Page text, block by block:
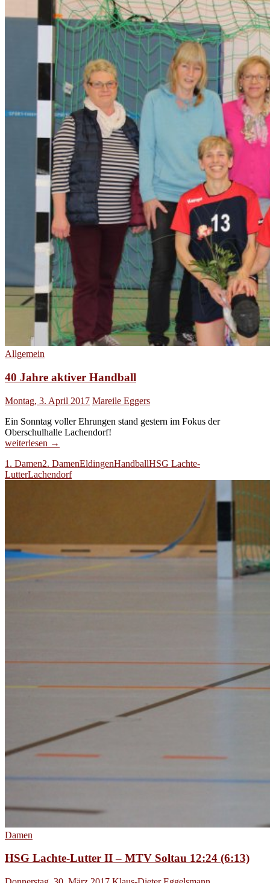
MTV
Schwarmstedt
Allgemein
40 Jahre aktiver Handball
Montag, 3. April 2017 Mareile Eggers
Ein Sonntag voller Ehrungen stand gestern im Fokus der
Oberschulhalle Lachendorf!
40
aktiver
Handball
weiterlesen →
1. Damen2. DamenEldingenHandballHSG Lachte-
LutterLachendorf
Damen
HSG Lachte-Lutter II – MTV Soltau 12:24 (6:13)